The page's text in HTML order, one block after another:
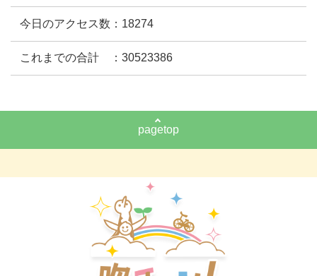
今日のアクセス数：18274
これまでの合計 ：30523386
pagetop